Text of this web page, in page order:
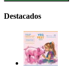
Destacados